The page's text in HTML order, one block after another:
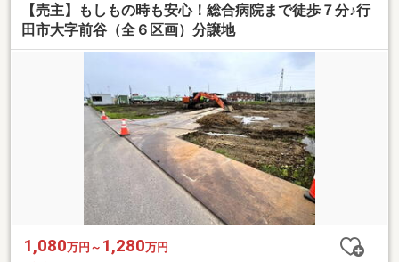
【売主】もしもの時も安心！総合病院まで徒歩７分♪行
田市大字前谷（全６区画）分譲地
1,080万円～ 1,280万円